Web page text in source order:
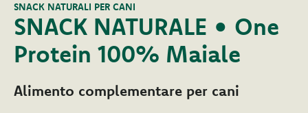
SNACK NATURALE • One
Protein 100% Maiale
SNACK NATURALI PER CANI
Alimento complementare per cani